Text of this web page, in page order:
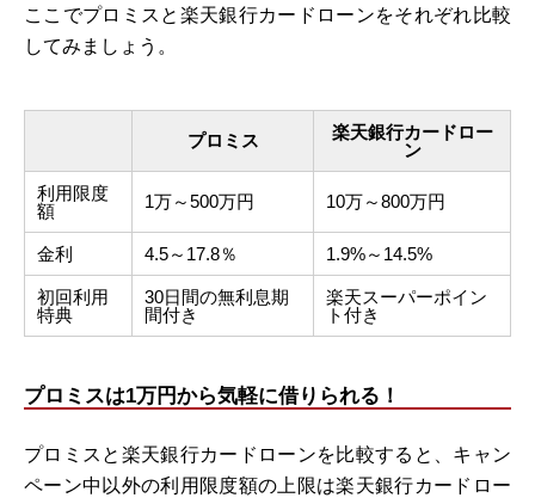
ここでプロミスと楽天銀行カードローンをそれぞれ比較
してみましょう。
プロミス
楽天銀行カードロー
ン
利用限度
額
1万～500万円 10万～800万円
金利 4.5～17.8％ 1.9%～14.5%
初回利用
特典
30日間の無利息期
間付き
楽天スーパーポイン
ト付き
プロミスは1万円から気軽に借りられる！
プロミスと楽天銀行カードローンを比較すると、キャン
ペーン中以外の利用限度額の上限は楽天銀行カードロー